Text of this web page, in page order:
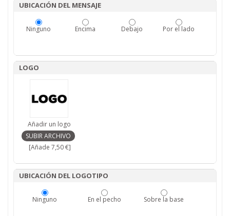
UBICACIÓN DEL MENSAJE
Ninguno Encima Debajo Por el lado
LOGO
Añadir un logo
[Añade 7,50 €]
UBICACIÓN DEL LOGOTIPO
Ninguno En el pecho Sobre la base